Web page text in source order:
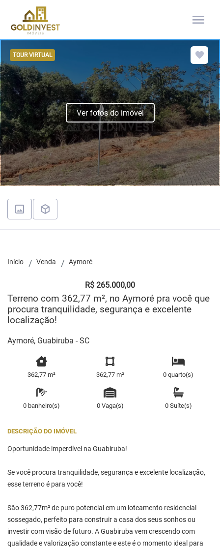
menu
TOUR VIRTUAL
Ver fotos do imóvel
Início Venda Aymoré
R$ 265.000,00
Terreno com 362,77 m², no Aymoré pra você que
procura tranquilidade, segurança e excelente
localização!
Aymoré, Guabiruba - SC
362,77 m² 362,77 m² 0 quarto(s)
0 banheiro(s) 0 Vaga(s) 0 Suíte(s)
DESCRIÇÃO DO IMÓVEL
Oportunidade imperdível na Guabiruba!
Se você procura tranquilidade, segurança e excelente localização,
esse terreno é para você!
São 362,77m² de puro potencial em um loteamento residencial
sossegado, perfeito para construir a casa dos seus sonhos ou
investir com visão de futuro. A Guabiruba vem crescendo com
qualidade e valorização constante e este é o momento ideal para